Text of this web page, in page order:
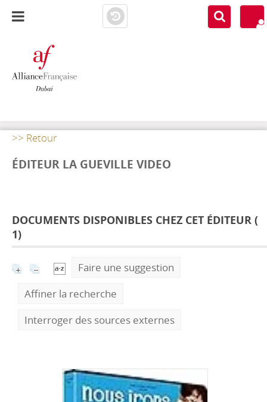
>> Retour
ÉDITEUR LA GUEVILLE VIDEO
DOCUMENTS DISPONIBLES CHEZ CET ÉDITEUR (
1)
Faire une suggestion
Affiner la recherche
Interroger des sources externes